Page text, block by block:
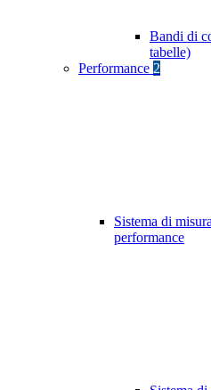
Bandi di
tabelle)
Performance 2
Sistema di
performance